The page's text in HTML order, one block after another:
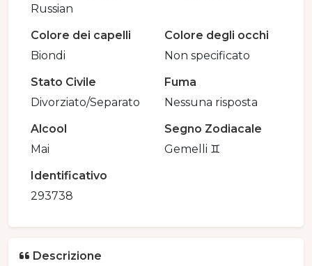
Russian
Colore dei capelli
Biondi
Colore degli occhi
Non specificato
Stato Civile
Divorziato/Separato
Fuma
Nessuna risposta
Alcool
Mai
Segno Zodiacale
Gemelli ♊️
Identificativo
293738
Descrizione